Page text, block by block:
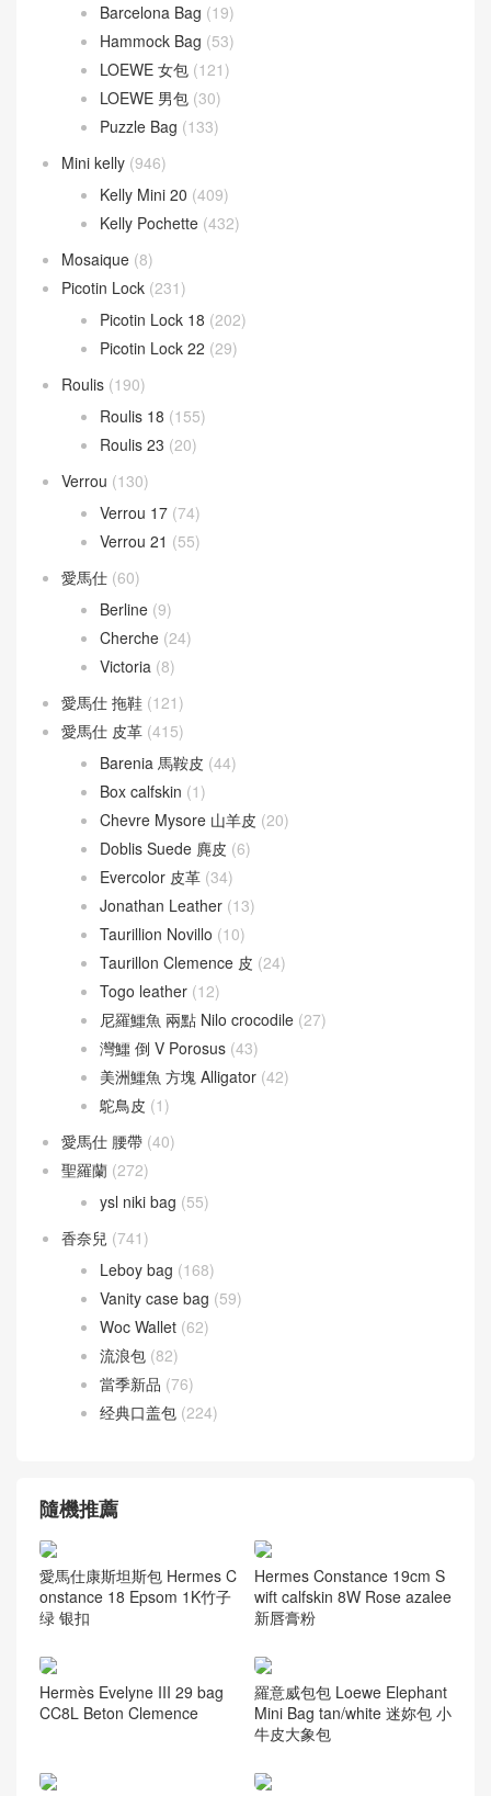
Barcelona Bag (19)
Hammock Bag (53)
LOEWE 女包 (121)
LOEWE 男包 (30)
Puzzle Bag (133)
Mini kelly (946)
Kelly Mini 20 (409)
Kelly Pochette (432)
Mosaique (8)
Picotin Lock (231)
Picotin Lock 18 (202)
Picotin Lock 22 (29)
Roulis (190)
Roulis 18 (155)
Roulis 23 (20)
Verrou (130)
Verrou 17 (74)
Verrou 21 (55)
愛馬仕 (60)
Berline (9)
Cherche (24)
Victoria (8)
愛馬仕 拖鞋 (121)
愛馬仕 皮革 (415)
Barenia 馬鞍皮 (44)
Box calfskin (1)
Chevre Mysore 山羊皮 (20)
Doblis Suede 麂皮 (6)
Evercolor 皮革 (34)
Jonathan Leather (13)
Taurillion Novillo (10)
Taurillon Clemence 皮 (24)
Togo leather (12)
尼羅鱷魚 兩點 Nilo crocodile (27)
灣鱷 倒 V Porosus (43)
美洲鱷魚 方塊 Alligator (42)
鴕鳥皮 (1)
愛馬仕 腰帶 (40)
聖羅蘭 (272)
ysl niki bag (55)
香奈兒 (741)
Leboy bag (168)
Vanity case bag (59)
Woc Wallet (62)
流浪包 (82)
當季新品 (76)
经典口盖包 (224)
隨機推薦
愛馬仕康斯坦斯包 Hermes C
onstance 18 Epsom 1K竹子
绿 银扣
Hermes Constance 19cm S
wift calfskin 8W Rose azalee
新唇膏粉
Hermès Evelyne III 29 bag
CC8L Beton Clemence
羅意威包包 Loewe Elephant
Mini Bag tan/white 迷妳包 小
牛皮大象包